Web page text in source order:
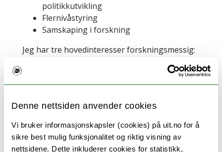
Denne nettsiden anvender cookies
Vi bruker informasjonskapsler (cookies) på uit.no for å
sikre best mulig funksjonalitet og riktig visning av
nettsidene. Dette inkluderer cookies for statistikk,
politikkutvikling
Flernivåstyring
Samskaping i forskning
Jeg har tre hovedinteresser forskningsmessig:
funksjonshindringers deltakelse i samfunnet
verneområder og vann).